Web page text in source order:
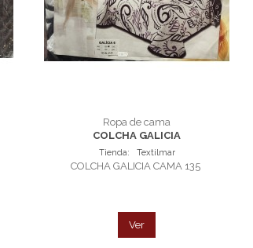
Ropa de cama
COLCHA GALICIA
Tienda: Textilmar
COLCHA GALICIA CAMA 135
Ver